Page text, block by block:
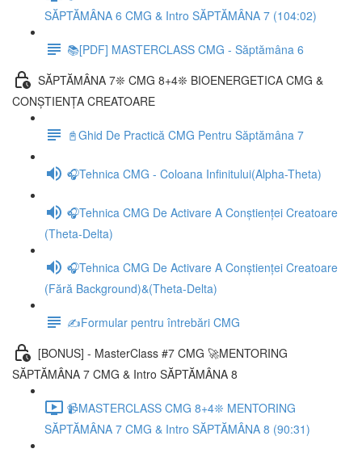
SĂPTĂMÂNA 6 CMG & Intro SĂPTĂMÂNA 7 (104:02)
📚[PDF] MASTERCLASS CMG - Săptămâna 6
SĂPTĂMÂNA 7❊ CMG 8+4❊ BIOENERGETICA CMG &
CONȘTIENȚA CREATOARE
📓Ghid De Practică CMG Pentru Săptămâna 7
🎧Tehnica CMG - Coloana Infinitului(Alpha-Theta)
🎧Tehnica CMG De Activare A Conștienței Creatoare
(Theta-Delta)
🎧Tehnica CMG De Activare A Conștienței Creatoare
(Fără Background)&(Theta-Delta)
✍️Formular pentru întrebări CMG
[BONUS] - MasterClass #7 CMG 🚀MENTORING
SĂPTĂMÂNA 7 CMG & Intro SĂPTĂMÂNA 8
📹MASTERCLASS CMG 8+4❊ MENTORING
SĂPTĂMÂNA 7 CMG & Intro SĂPTĂMÂNA 8 (90:31)